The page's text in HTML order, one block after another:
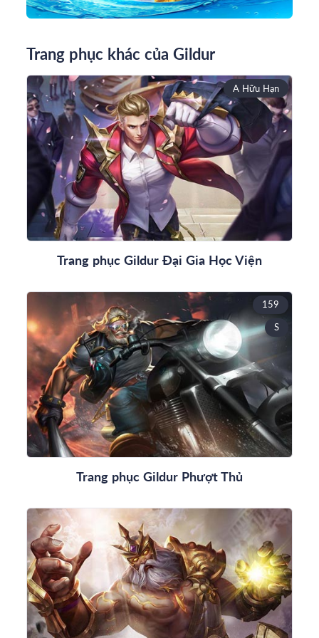
Trang phục khác của Gildur
A Hữu Hạn
Trang phục Gildur Đại Gia Học Viện
159
S
Trang phục Gildur Phượt Thủ